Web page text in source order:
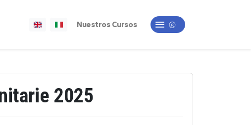
Nuestros Cursos
2025